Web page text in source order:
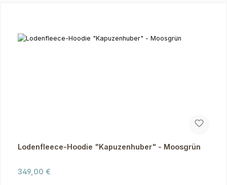
Lodenfleece-Hoodie "Kapuzenhuber" - Moosgrün
Regulärer Preis:
349,00 €